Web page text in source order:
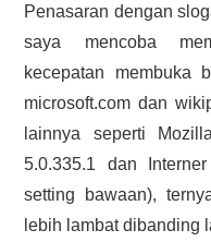
Penasaran dengan
saya mencoba
kecepatan membuka
microsoft.com dan
lainnya seperti
5.0.335.1 dan
setting bawaan),
lebih lambat dibanding